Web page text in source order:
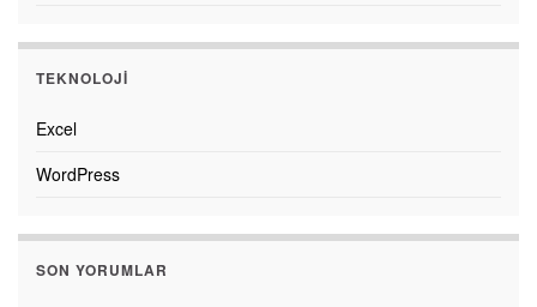
TEKNOLOJI
Excel
WordPress
SON YORUMLAR